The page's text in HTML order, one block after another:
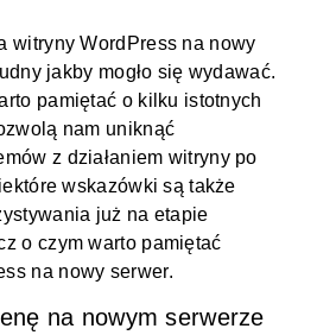
witryny WordPress na nowy
jakby mogło się wydawać.
pamiętać o kilku istotnych
nam uniknąć
z działaniem witryny po
wskazówki są także
już na etapie
o czym warto pamiętać
na nowy serwer.
na nowym serwerze